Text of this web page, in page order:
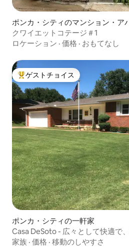
ポンカ・シティのマンション・ア
クワイエットコテージ＃1
ロケーション · 価格 · おもてなし
大好評のゲストチョイスです。
ゲストチョイス
ポンカ・シティの一軒家
Casa DeSoto - 広々として快適で
家族 · 価格 · 移動のしやすさ